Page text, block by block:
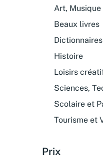
Art, Musique
Beaux livres
Histoire
Loisirs
bricolage
Sciences,
Médecine
Scolaire et
Tourisme et
Prix